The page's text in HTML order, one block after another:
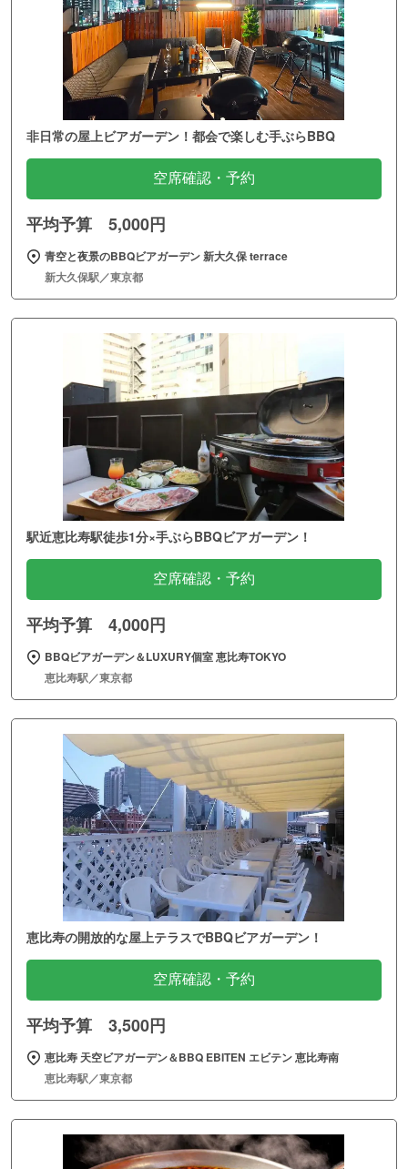
非日常の屋上ビアガーデン！都会で楽しむ手ぶらBBQ
空席確認・予約
平均予算 5,000円
青空と夜景のBBQビアガーデン 新大久保 terrace
新大久保駅／東京都
駅近恵比寿駅徒歩1分×手ぶらBBQビアガーデン！
空席確認・予約
平均予算 4,000円
BBQビアガーデン＆LUXURY個室 恵比寿TOKYO
恵比寿駅／東京都
恵比寿の開放的な屋上テラスでBBQビアガーデン！
空席確認・予約
平均予算 3,500円
恵比寿 天空ビアガーデン＆BBQ EBITEN エビテン 恵比寿南
恵比寿駅／東京都